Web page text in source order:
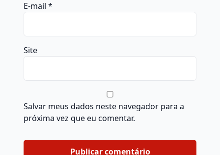
E-mail *
Site
Salvar meus dados neste navegador para a
próxima vez que eu comentar.